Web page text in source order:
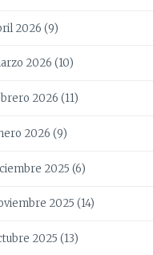
2026 (9)
2026 (10)
2026 (11)
2026 (9)
2025 (6)
2025 (14)
2025 (13)